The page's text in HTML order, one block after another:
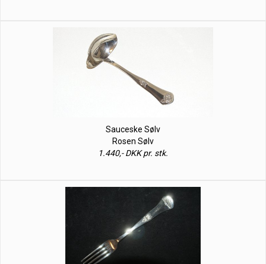
Sauceske Sølv
Rosen Sølv
1.440,- DKK pr. stk.